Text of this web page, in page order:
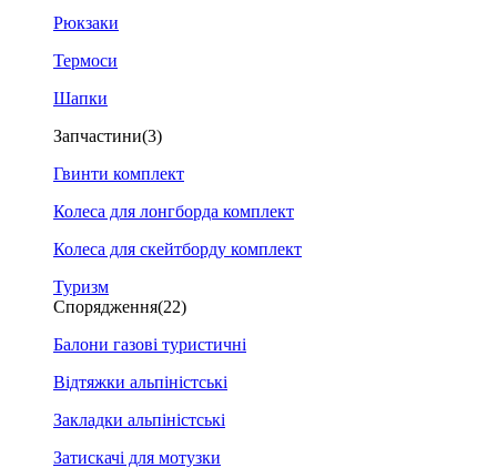
Рюкзаки
Термоси
Шапки
Запчастини(3)
Гвинти комплект
Колеса для лонгборда комплект
Колеса для скейтборду комплект
Туризм
Спорядження(22)
Балони газові туристичні
Відтяжки альпіністські
Закладки альпіністські
Затискачі для мотузки